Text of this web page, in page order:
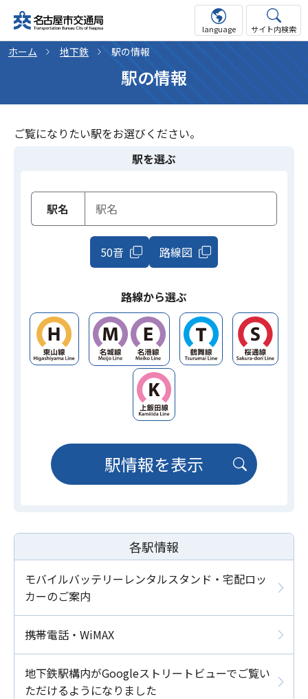
language サイト内検索
ホーム 地下鉄 駅の情報
駅の情報
ご覧になりたい駅をお選びください。
駅を選ぶ
駅名
50音 路線図
路線から選ぶ
駅情報を表示
各駅情報
モバイルバッテリーレンタルスタンド・宅配ロッ
カーのご案内
携帯電話・WiMAX
地下鉄駅構内がGoogleストリートビューでご覧い
ただけるようになりました